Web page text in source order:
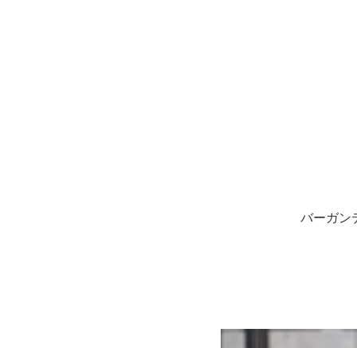
バーガン